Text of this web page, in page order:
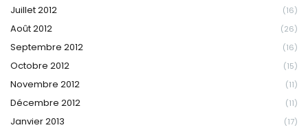
Juillet 2012 (16)
Août 2012 (26)
Septembre 2012 (16)
Octobre 2012 (15)
Novembre 2012 (11)
Décembre 2012 (11)
Janvier 2013 (17)